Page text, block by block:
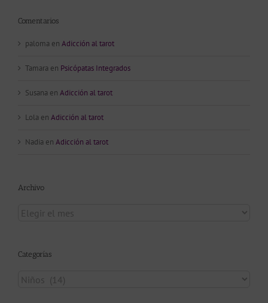
Comentarios
paloma en Adicción al tarot
Tamara en Psicópatas Integrados
Susana en Adicción al tarot
Lola en Adicción al tarot
Nadia en Adicción al tarot
Archivo
Archivo
Categorías
Categorías